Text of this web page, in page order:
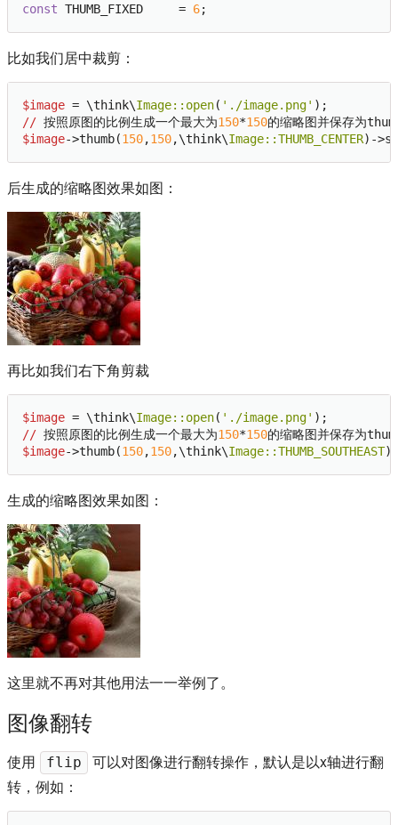
const THUMB_FIXED     = 6
比如我们居中裁剪：
$image = \think\Image: :open( './image.png'
// 按照原图的比例生成一个最大为150*150
$image->thumb(150,150,\think\Image: :THUMB_CENTER)-
后生成的缩略图效果如图：
再比如我们右下角剪裁
$image = \think\Image: :open( './image.png'
// 按照原图的比例生成一个最大为150*150
$image->thumb(150,150,\think\Image: :THUMB_SOUTHEAST)-
生成的缩略图效果如图：
这里就不再对其他用法一一举例了。
图像翻转
使用 flip
可以对图像进行翻转操作，默认是以x轴进行翻
转，例如：